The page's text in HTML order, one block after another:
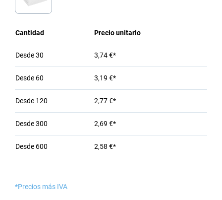
Cantidad Precio unitario
Desde30 3,74 €*
Desde 60 3,19 €*
Desde 120 2,77 €*
Desde300 2,69 €*
Desde 600 2,58 €*
*Precios más IVA